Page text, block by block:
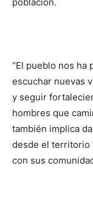
población.
“El pueblo nos ha
escuchar nuevas
y seguir
hombres que
también implica
desde el territorio
con sus